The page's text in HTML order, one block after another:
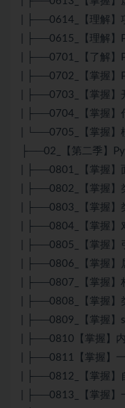
| ├──0614_【理解】
| ├──0615_【理解】
| ├──0701_【了解】
| ├──0702_【掌握】
| ├──0703_【掌握】
| ├──0704_【掌握】
| └──0705_【掌握】
├──02_【第二季】
| ├──0801_【掌握】
| ├──0802_【掌握】
| ├──0803_【掌握】
| ├──0804_【掌握】
| ├──0805_【掌握】
| ├──0806_【掌握】
| ├──0807_【掌握】
| ├──0808_【掌握】
| ├──0809_【掌握】
| ├──0810【掌握】
| ├──0811【掌握】
| ├──0812_【掌握】
| ├──0813_【掌握】